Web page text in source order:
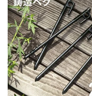
か
ら
探
す
イ